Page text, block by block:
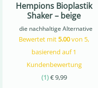
Hempions Bioplastik
Shaker – beige
die nachhaltige Alternative
Bewertet mit5.00von 5,
basierend auf1
Kundenbewertung
(1)€9,99